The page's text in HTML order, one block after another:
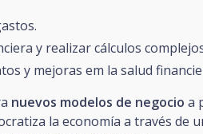
y realizar cálculos
y mejoras em la salud
nuevos modelos de negocio a
la economía a través de